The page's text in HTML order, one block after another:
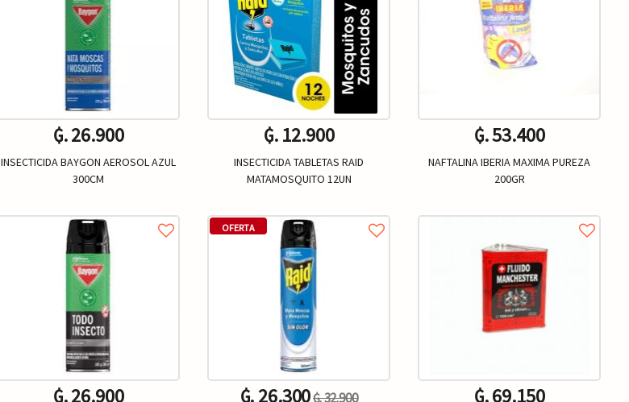
₲. 26.900
INSECTICIDA BAYGON AEROSOL AZUL
300CM
₲. 26.900
₲. 12.900
INSECTICIDA TABLETAS RAID
MATAMOSQUITO 12UN
OFERTA
₲. 26.300₲. 32.900
₲. 53.400
NAFTALINA IBERIA MAXIMA PUREZA
200GR
₲. 69.150